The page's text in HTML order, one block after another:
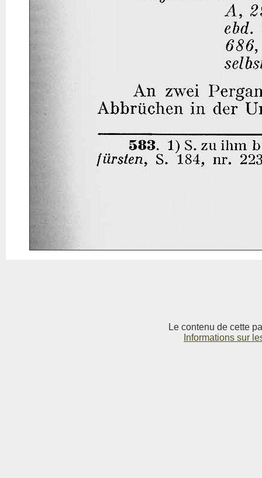
Le contenu de cette
Informations sur